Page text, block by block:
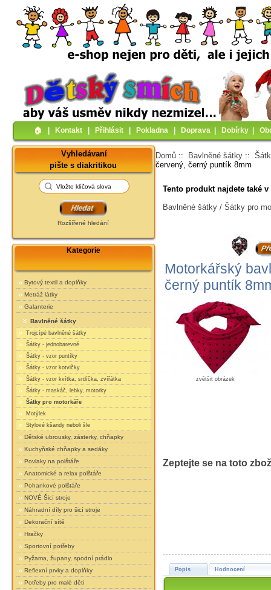
🏠︎ Kontakt Přihlásit Pokladna Doprava Dobírky
Vyhledávaní
pište s diakritikou
Rozšířené hledání
Kategorie
Bytový textil a doplňky
Metráž látky
Galanterie
Bavlněné šátky
Trojcípé bavlněné šátky
Šátky - jednobarevné
Šátky - vzor puntíky
Šátky - vzor kotvičky
Šátky - vzor kvítka, srdíčka, zvířátka
Šátky - maskáč, lebky, motorky
Šátky pro motorkáře
Motýlek
Stylové kšandy neboli šle
Dětské ubrousky, zásterky, chňapky
Kuchyňské chňapky a sedáky
Povlaky na polštáře
Anatomické a relax polštáře
Pohankové polštáře
NOVÉ Šicí stroje
Náhradní díly pro šicí stroje
Dekorační sítě
Hračky
Sportovní potřeby
Pyžama, župany, spodní prádlo
Reflexní prvky a doplňky
Potřeby pro malé děti
Domů :: Bavlněné šátky ::
červený, černý puntík 8mm
Tento produkt najdete také
Bavlněné šátky / Šátky pro
Motorkářský
černý puntík
zvětšit obrázek
Zeptejte se na toto
Popis Hodnocení